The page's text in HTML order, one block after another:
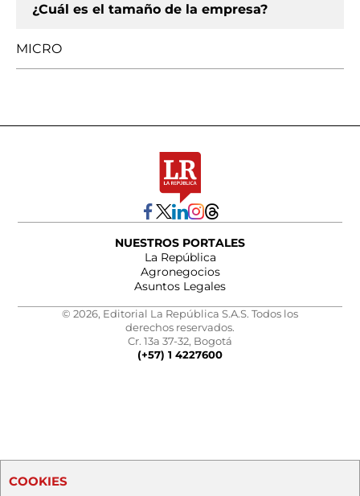
¿Cuál es el tamaño de la empresa?
MICRO
NUESTROS PORTALES
La República
Agronegocios
Asuntos Legales
© 2026, Editorial La República S.A.S. Todos los
derechos reservados.
Cr. 13a 37-32, Bogotá
(+57) 1 4227600
COOKIES